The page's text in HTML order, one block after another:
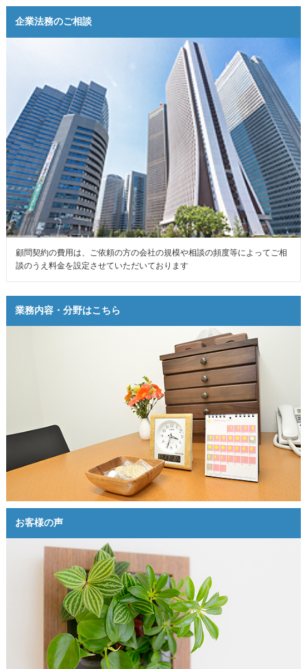
企業法務のご相談
顧問契約の費用は、ご依頼の方の会社の規模や相談の頻度等によってご相
談のうえ料金を設定させていただいております
業務内容・分野はこちら
お客様の声